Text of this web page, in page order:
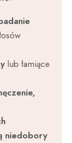
lub łamiące
niedobory